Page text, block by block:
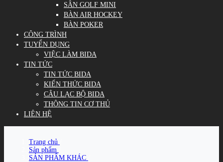
SÂN GOLF MINI
BÀN AIR HOCKEY
BÀN POKER
CÔNG TRÌNH
TUYỂN DỤNG
VIỆC LÀM BIDA
TIN TỨC
TIN TỨC BIDA
KIẾN THỨC BIDA
CÂU LẠC BỘ BIDA
THÔNG TIN CƠ THỦ
LIÊN HỆ
Trang chủ
Sản phẩm
SẢN PHẨM KHÁC